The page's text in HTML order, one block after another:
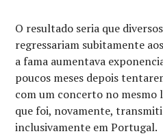
O resultado seria que
regressariam subitamente
a fama aumentava
poucos meses depois
com um concerto no
que foi, novamente,
inclusivamente em Portugal.